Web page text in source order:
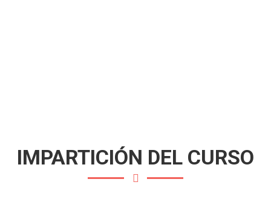
IMPARTICIÓN DEL CURSO